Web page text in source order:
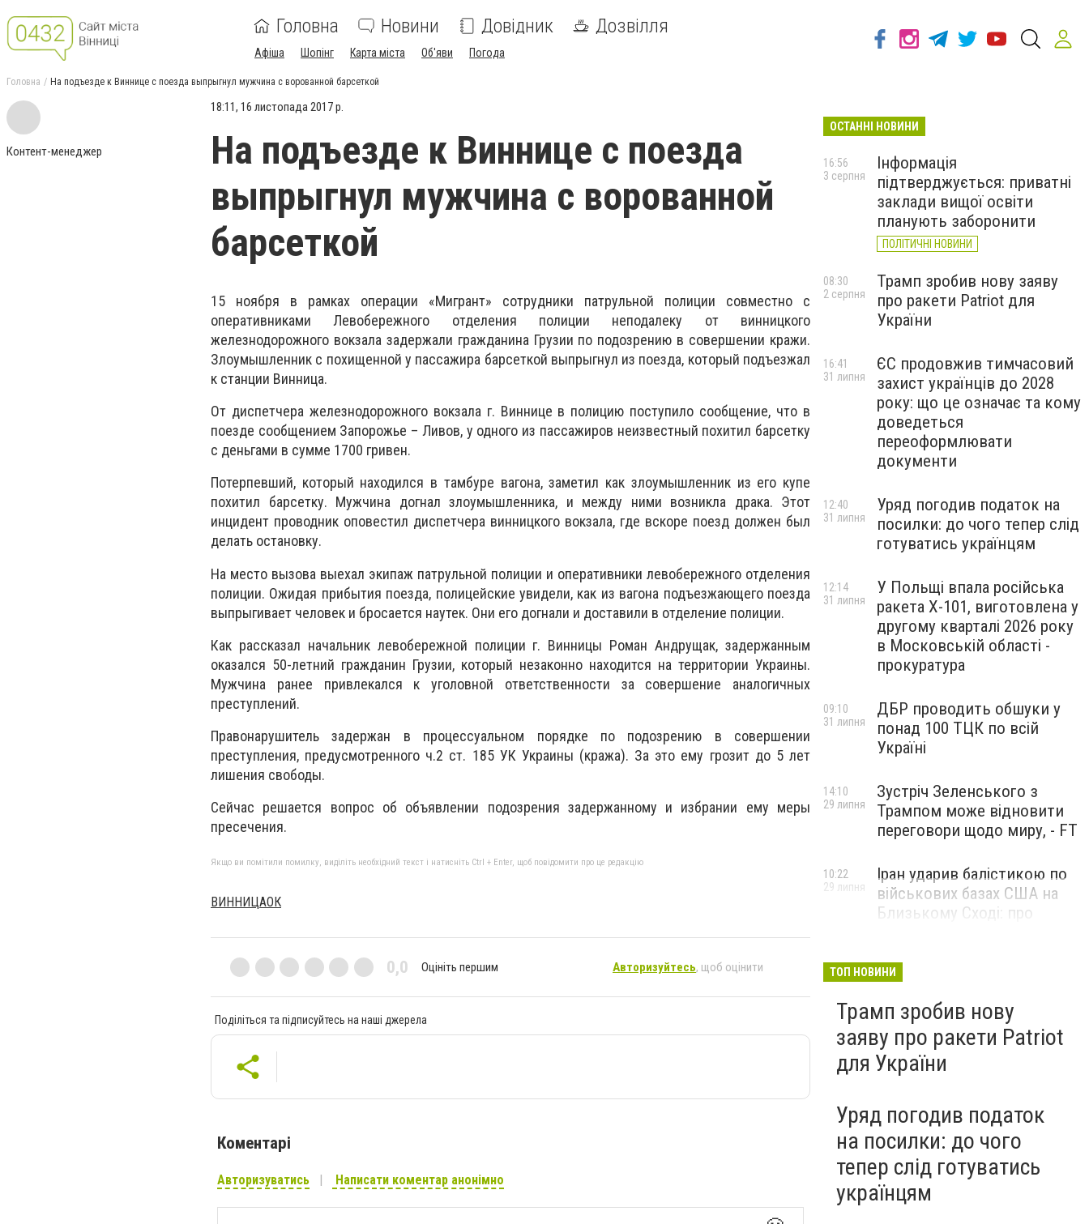
Головна Новини Довідник Дозвілля
Афіша Шопінг Карта міста Об'яви Погода
Головна На подъезде к Виннице с поезда выпрыгнул мужчина с ворованной барсеткой
Контент-менеджер
18:11, 16 листопада 2017 р.
На подъезде к Виннице с поезда
выпрыгнул мужчина с ворованной
барсеткой
15 ноября в рамках операции «Мигрант» сотрудники патрульной полиции совместно с
оперативниками Левобережного отделения полиции неподалеку от винницкого
железнодорожного вокзала задержали гражданина Грузии по подозрению в совершении кражи.
Злоумышленник с похищенной у пассажира барсеткой выпрыгнул из поезда, который подъезжал
к станции Винница.
От диспетчера железнодорожного вокзала г. Виннице в полицию поступило сообщение, что в
поезде сообщением Запорожье – Ливов, у одного из пассажиров неизвестный похитил барсетку
с деньгами в сумме 1700 гривен.
Потерпевший, который находился в тамбуре вагона, заметил как злоумышленник из его купе
похитил барсетку. Мужчина догнал злоумышленника, и между ними возникла драка. Этот
инцидент проводник оповестил диспетчера винницкого вокзала, где вскоре поезд должен был
делать остановку.
На место вызова выехал экипаж патрульной полиции и оперативники левобережного отделения
полиции. Ожидая прибытия поезда, полицейские увидели, как из вагона подъезжающего поезда
выпрыгивает человек и бросается наутек. Они его догнали и доставили в отделение полиции.
Как рассказал начальник левобережной полиции г. Винницы Роман Андрущак, задержанным
оказался 50-летний гражданин Грузии, который незаконно находится на территории Украины.
Мужчина ранее привлекался к уголовной ответственности за совершение аналогичных
преступлений.
Правонарушитель задержан в процессуальном порядке по подозрению в совершении
преступления, предусмотренного ч.2 ст. 185 УК Украины (кража). За это ему грозит до 5 лет
лишения свободы.
Сейчас решается вопрос об объявлении подозрения задержанному и избрании ему меры
пресечения.
Якщо ви помітили помилку, виділіть необхідний текст і натисніть Ctrl + Enter, щоб повідомити про це редакцію
ВИННИЦАОК
0,0 Оцініть першим Авторизуйтесь, щоб оцінити
Поділіться та підписуйтесь на наші джерела
Коментарі
Авторизуватись Написати коментар анонімно
ОСТАННІ НОВИНИ
Інформація
підтверджується: приватні
заклади вищої освіти
планують заборонити
ПОЛІТИЧНІ НОВИНИ
16:56
3 серпня
Трамп зробив нову заяву
про ракети Patriot для
України
08:30
2 серпня
ЄС продовжив тимчасовий
захист українців до 2028
року: що це означає та кому
доведеться
переоформлювати
документи
16:41
31 липня
Уряд погодив податок на
посилки: до чого тепер слід
готуватись українцям
12:40
31 липня
У Польщі впала російська
ракета X-101, виготовлена у
другому кварталі 2026 року
в Московській області -
прокуратура
12:14
31 липня
ДБР проводить обшуки у
понад 100 ТЦК по всій
Україні
09:10
31 липня
Зустріч Зеленського з
Трампом може відновити
переговори щодо миру, - FT
14:10
29 липня
Іран ударив балістикою по
військових базах США на
Близькому Сході: про
10:22
29 липня
ТОП НОВИНИ
Трамп зробив нову
заяву про ракети Patriot
для України
Уряд погодив податок
на посилки: до чого
тепер слід готуватись
українцям